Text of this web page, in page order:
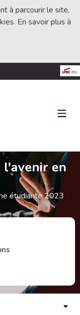
à parcourir le site,
En savoir plus à
externe)
l'avenir en
étudiante 2023